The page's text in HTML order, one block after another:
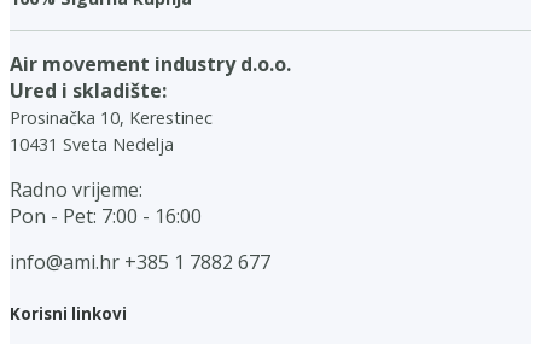
Air movement industry d.o.o.
Ured i skladište:
Prosinačka 10, Kerestinec
10431 Sveta Nedelja
Radno vrijeme:
Pon - Pet: 7:00 - 16:00
info@ami.hr +385 1 7882 677
Korisni linkovi